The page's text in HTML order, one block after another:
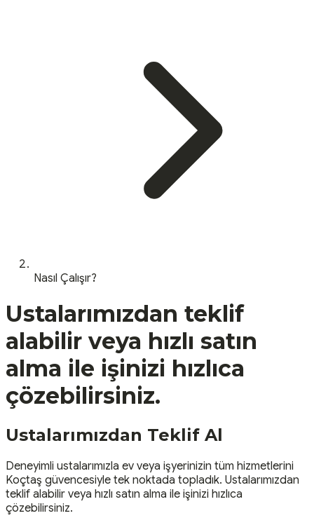
Nasıl Çalışır?
Ustalarımızdan teklif
alabilir veya hızlı satın
alma ile işinizi hızlıca
çözebilirsiniz.
Ustalarımızdan Teklif Al
Deneyimli ustalarımızla ev veya işyerinizin tüm hizmetlerini
Koçtaş güvencesiyle tek noktada topladık. Ustalarımızdan
teklif alabilir veya hızlı satın alma ile işinizi hızlıca
çözebilirsiniz.